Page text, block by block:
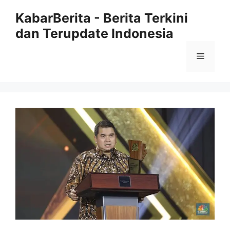
KabarBerita - Berita Terkini
dan Terupdate Indonesia
Menu